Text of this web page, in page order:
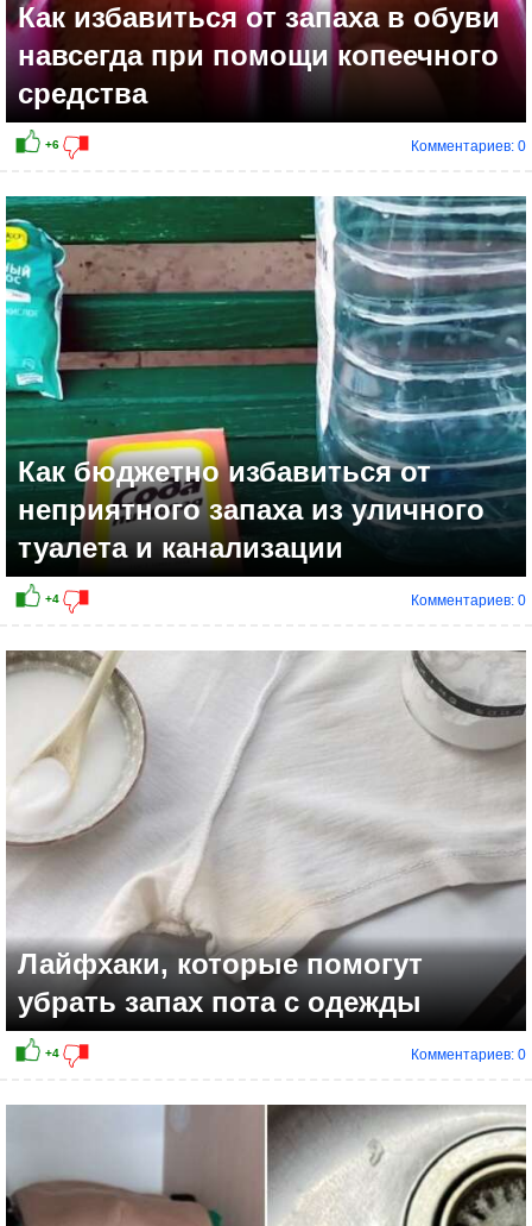
+7
Как избавиться от запаха в обуви
навсегда при помощи копеечного
средства
Комментариев: 0
Как бюджетно избавиться от
неприятного запаха из уличного
туалета и канализации
Комментариев: 0
Лайфхаки, которые помогут
убрать запах пота с одежды
Комментариев: 0